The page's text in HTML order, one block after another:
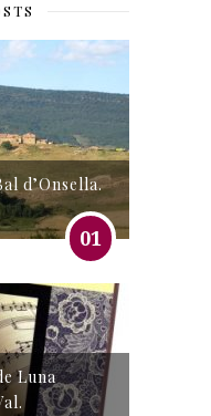
d’Onsella.
01
Luna